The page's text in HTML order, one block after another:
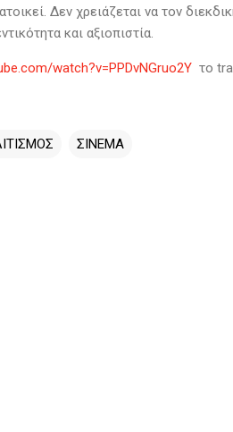
Δεν χρειάζεται να τον
και αξιοπιστία.
watch?v=PPDvNGruo2Y το
ΣΙΝΕΜΑ